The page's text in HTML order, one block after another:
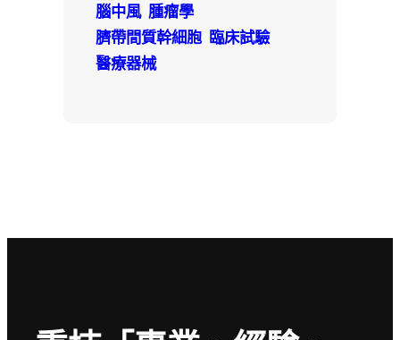
腦中風 腫瘤學
臍帶間質幹細胞 臨床試驗
醫療器械